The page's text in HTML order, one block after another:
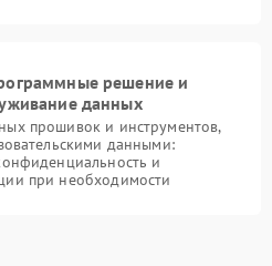
решение и
данных
прошивок и инструментов,
данными:
и
при необходимости